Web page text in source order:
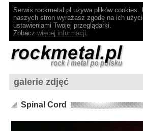
Serwis rockmetal.pl używa plików cookies.
naszych stron wyrażasz zgodę na ich
ustawieniami Twojej przeglądarki.
Zobacz więcej informacji.
galerie zdjęć
Spinal Cord